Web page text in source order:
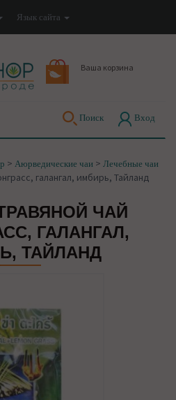
Язык сайта
Ваша корзина
Поиск Вход
> Аюрведические чаи > Лечебные чаи
галангал, имбирь, Тайланд
ЧАЙ
ГАЛАНГАЛ,
ТАЙЛАНД